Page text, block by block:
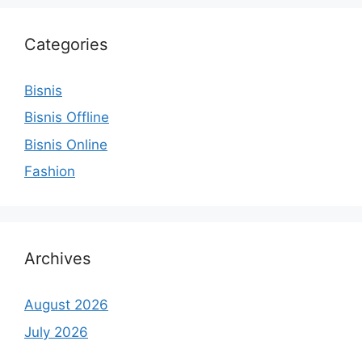
Categories
Bisnis
Bisnis Offline
Bisnis Online
Fashion
Archives
August 2026
July 2026